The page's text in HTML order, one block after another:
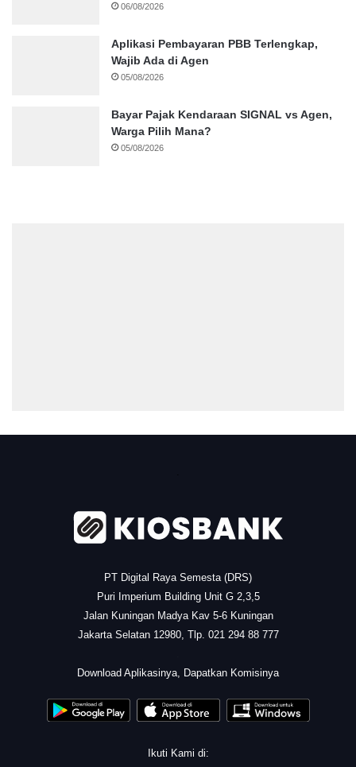
06/08/2026
Aplikasi Pembayaran PBB Terlengkap,
Wajib Ada di Agen
05/08/2026
Bayar Pajak Kendaraan SIGNAL vs Agen,
Warga Pilih Mana?
05/08/2026
PT Digital Raya Semesta (DRS)
Puri Imperium Building Unit G 2,3,5
Jalan Kuningan Madya Kav 5-6 Kuningan
Jakarta Selatan 12980, Tlp. 021 294 88 777
Download Aplikasinya, Dapatkan Komisinya
Ikuti Kami di: